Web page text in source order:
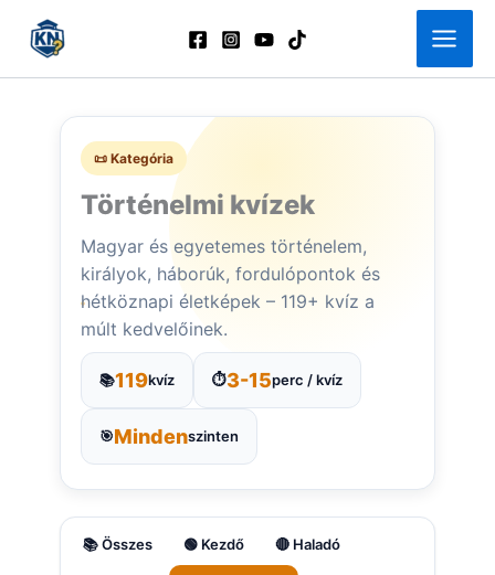
content
📜 Kategória
Történelmi kvízek
Magyar és egyetemes történelem,
királyok, háborúk, fordulópontok és
hétköznapi életképek – 119+ kvíz a
múlt kedvelőinek.
📚119kvíz ⏱️3-15perc / kvíz
🎯Mindenszinten
📚 Összes 🟢 Kezdő 🔴 Haladó